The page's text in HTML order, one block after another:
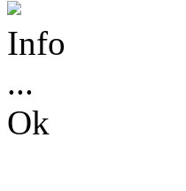
Info
...
Ok